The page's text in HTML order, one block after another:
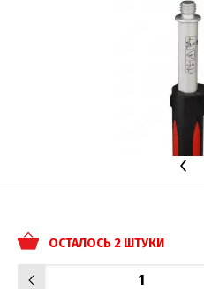
ОСТАЛОСЬ 2 ШТУКИ